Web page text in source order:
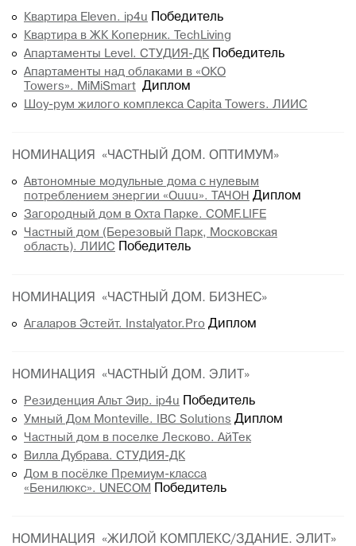
Квартира Eleven. ip4u Победитель
Квартира в ЖК Коперник. TechLiving
Апартаменты Level. СТУДИЯ-ДК Победитель
Апартаменты над облаками в «ОКО
Towers». MiMiSmart Диплом
Шоу-рум жилого комплекса Capita Towers. ЛИИС
НОМИНАЦИЯ «ЧАСТНЫЙ ДОМ. ОПТИМУМ»
Автономные модульные дома с нулевым
потреблением энергии «Ouuu». ТАЧОН Диплом
Загородный дом в Охта Парке. COMF.LIFE
Частный дом (Березовый Парк, Московская
область). ЛИИС Победитель
НОМИНАЦИЯ «ЧАСТНЫЙ ДОМ. БИЗНЕС»
Агаларов Эстейт. Instalyator.Pro Диплом
НОМИНАЦИЯ «ЧАСТНЫЙ ДОМ. ЭЛИТ»
Резиденция Альт Эир. ip4u
Победитель
Умный Дом Monteville. IBC Solutions Диплом
Частный дом в поселке Лесково. АйТек
Вилла Дубрава. СТУДИЯ-ДК
Дом в посёлке Премиум-класса
«Бенилюкс». UNECOM
Победитель
НОМИНАЦИЯ «ЖИЛОЙ КОМПЛЕКС/ЗДАНИЕ. ЭЛИТ»